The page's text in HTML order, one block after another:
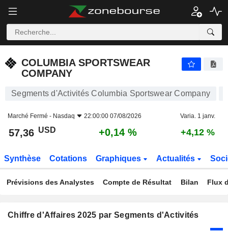
COLUMBIA SPORTSWEAR
COMPANY
Segments d'Activités Columbia Sportswear Company
Marché Fermé - Nasdaq 22:00:00 07/08/2026 Varia. 1 janv.
57,36 USD +0,14 % +4,12 %
Synthèse Cotations Graphiques Actualités
Prévisions des Analystes Compte de Résultat Bilan Flux
Chiffre d'Affaires 2025 par Segments d'Activités